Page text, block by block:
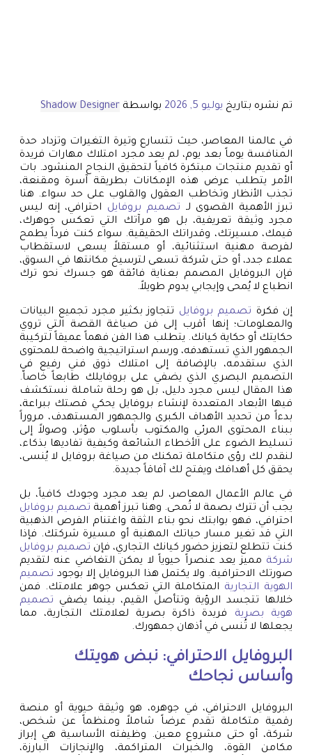
تم نشره بتاريخ يوليو 5, 2026 بواسطة Shadow Designer
في عالمنا المعاصر، حيث تتسارع وتيرة التغيرات وتزداد حدة
المنافسة يوماً بعد يوم، لم يعد مجرد امتلاك مهارات فريدة
أو تقديم منتجات مبتكرة كافياً لتحقيق النجاح المنشود. بات
الأمر يتطلب عرض هذه الإمكانات بطريقة آسرة ومقنعة،
تجذب الأنظار وتخاطب العقول والقلوب على حد سواء. هنا
تبرز الأهمية القصوى لـ تصميم بروفايل احترافي، إنه ليس
مجرد وثيقة تعريفية، بل هو مرآتك التي تعكس جوهرك،
قيمك، مسيرتك، وقدراتك الحقيقية. سواء كنت فرداً يطمح
لفرصة مهنية استثنائية، أو مستقلاً يسعى لاستقطاب
عملاء جدد، أو حتى شركة تسعى لترسيخ مكانتها في السوق،
فإن البروفايل المصمم بعناية فائقة هو جسرك نحو ترك
انطباع لا يُمحى وإيجابي يدوم طويلاً.
إن فكرة تصميم بروفايل تتجاوز بكثير مجرد تجميع البيانات
والمعلومات؛ إنها أقرب إلى فن صياغة القصة التي تروي
حكايتك أو حكاية كيانك. يتطلب هذا الفن فهماً عميقاً لتركيبة
الجمهور الذي تستهدفه، ورسم استراتيجية واضحة للمحتوى
الذي ستقدمه، بالإضافة إلى امتلاك ذوق فني رفيع في
التصميم البصري الذي يضفي على بروفايلك طابعاً خاصاً.
هذا المقال ليس مجرد دليل، بل هو رحلة شاملة نستكشف
فيها الأبعاد المتعددة لإنشاء بروفايل يحكي قصتك ببراعة،
بدءاً من تحديد الأهداف الكبرى والجمهور المستهدف، مروراً
ببناء المحتوى المرئي والمكتوب بأسلوب مؤثر، وصولاً إلى
تسليط الضوء على الأخطاء الشائعة وكيفية تفاديها بذكاء،
لنقدم لك رؤى متكاملة تمكنك من صياغة بروفايل لا يُنسى،
يحقق كل أهدافك ويفتح لك آفاقاً جديدة.
في عالم الأعمال المعاصر، لم يعد مجرد وجودك كافياً، بل
يجب أن تترك بصمة لا تُمحى. وهنا تبرز أهمية تصميم بروفايل
احترافي، فهو بوابتك نحو بناء الثقة واغتنام الفرص الذهبية
التي قد تغير مسار حياتك المهنية أو مسيرة شركتك. فإذا
كنت تتطلع لتعزيز حضور كيانك التجاري، فإن تصميم بروفايل
شركة مميز يعد عنصراً حيوياً لا يمكن التغاضي عنه لتقديم
صورتك الاحترافية. ولا يكتمل هذا البروفايل إلا بوجود تصميم
الهوية التجارية المتكاملة التي تعكس جوهر علامتك. فمن
خلالها تتجسد الرؤية وتتأصل القيم، بينما يضفي تصميم
هوية بصرية فريدة ذاكرة بصرية لعلامتك التجارية، مما
يجعلها لا تُنسى في أذهان جمهورك.
البروفايل الاحترافي: نبض هويتك
وأساس نجاحك
البروفايل الاحترافي، في جوهره، هو وثيقة حيوية أو منصة
رقمية متكاملة تقدم عرضاً شاملاً ومنظماً عن شخص،
شركة، أو حتى مشروع معين. وظيفته الأساسية هي إبراز
مكامن القوة، والخبرات المتراكمة، والإنجازات البارزة،